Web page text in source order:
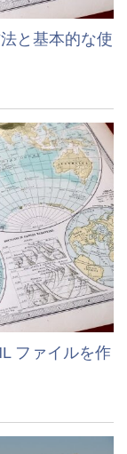
と基本的な使
ファイルを作